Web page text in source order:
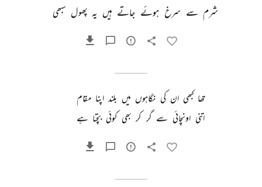
شرم سے سرخ ہوئے جاتے ہیں یہ پھول سبھی
تھا کبھی ان کی نگاہوں میں بلند اپنا مقام
اتنی اونچائی سے گر کر بھی کوئی بچتا ہے